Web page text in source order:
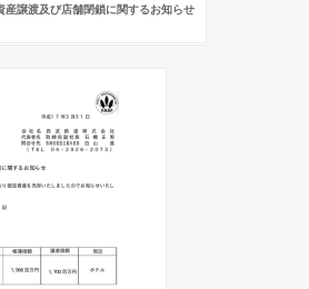
譲渡及び店舗閉鎖に関するお知らせ